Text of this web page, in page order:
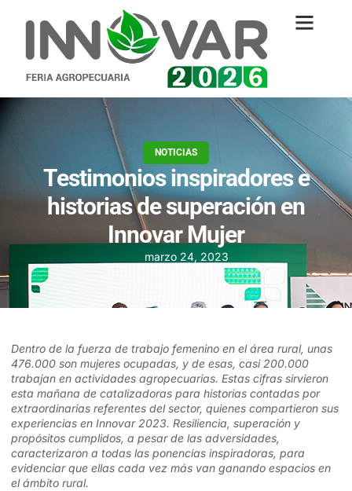
NOTICIAS
Testimonios inspiradores e
historias de superación en
Innovar Mujer
marzo 24, 2023
Dentro de la fuerza de trabajo femenino en el área rural, unas
476.000 son mujeres ocupadas, y de esas, casi 200.000
trabajan en actividades agropecuarias. Estas cifras sirvieron
esta mañana de catalizadoras para historias contadas por
extraordinarias referentes del sector, quienes compartieron sus
experiencias en Innovar 2023. Resiliencia, superación y
propósitos cumplidos, a pesar de las adversidades,
caracterizaron a todas las ponencias inspiradoras, para
evidenciar que ellas cada vez más van ganando espacios en
el ámbito rural.